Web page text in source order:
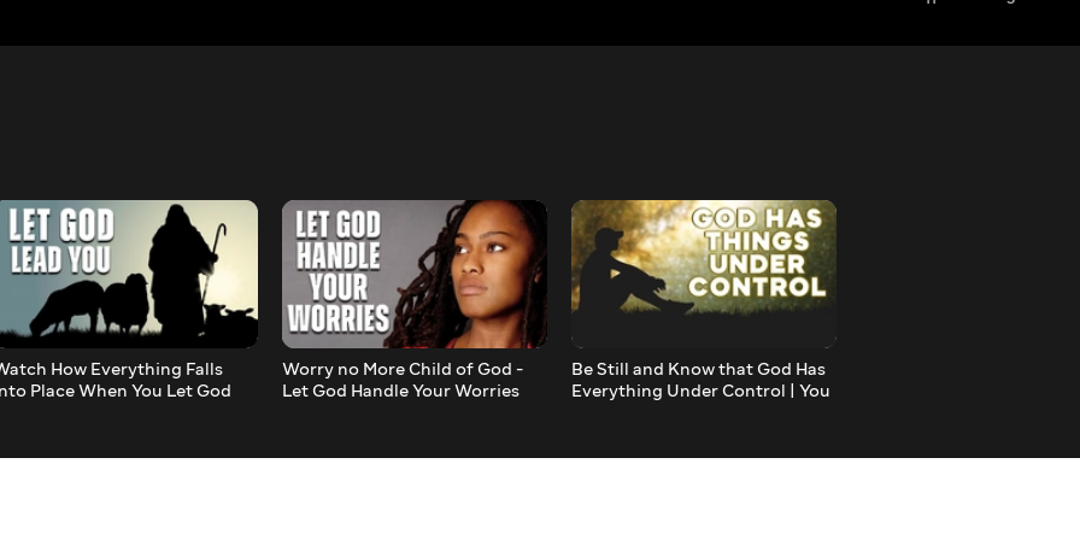
How Everything Falls
Place When You Let God
Worry no More Child of God -
Let God Handle Your Worries
Be Still and Know that God Has
Everything Under Control | You